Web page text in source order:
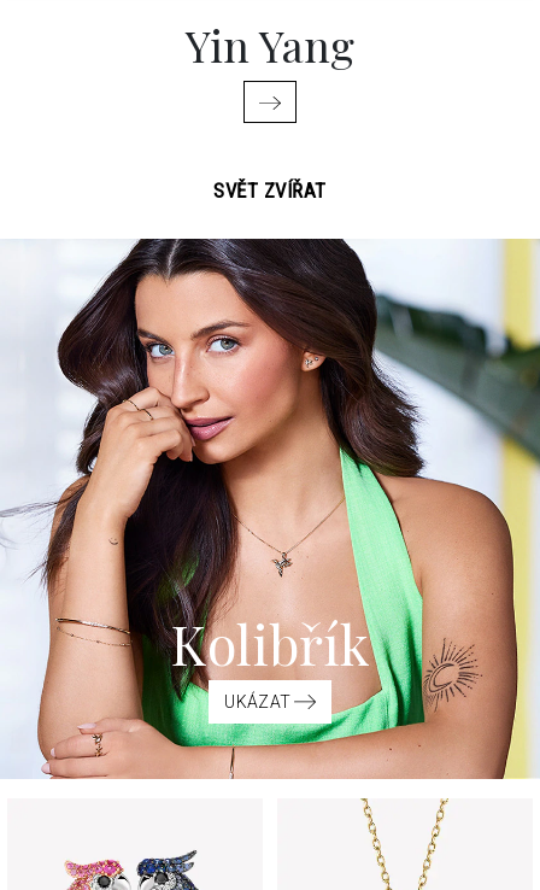
Yin Yang
SVĚT ZVÍŘAT
Kolibřík
UKÁZAT